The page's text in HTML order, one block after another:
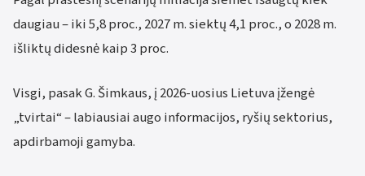
daugiau – iki 5,8 proc., 2027 m. siektų 4,1 proc., o 2028 m.
išliktų didesnė kaip 3 proc.
Visgi, pasak G. Šimkaus, į 2026-uosius Lietuva įžengė
„tvirtai“ – labiausiai augo informacijos, ryšių sektorius,
apdirbamoji gamyba.